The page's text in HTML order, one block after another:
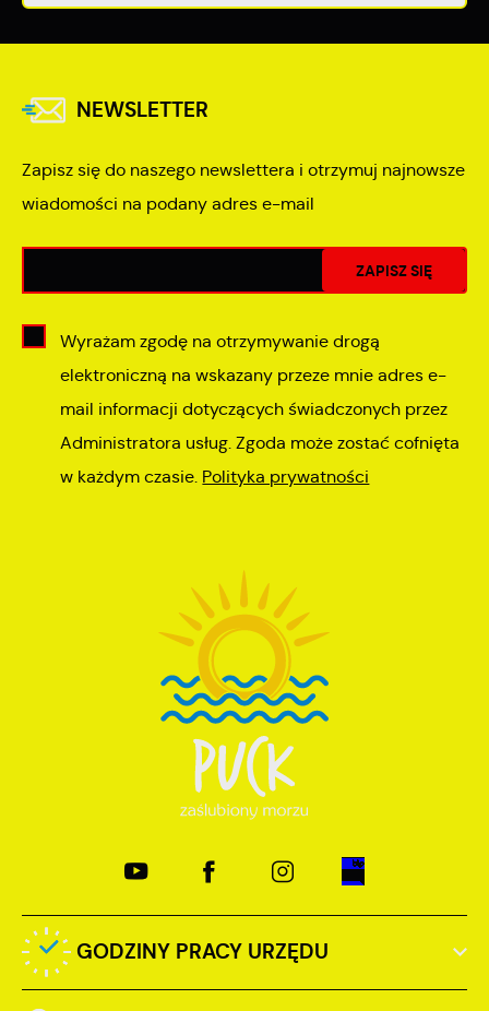
NEWSLETTER
Zapisz się do naszego newslettera i otrzymuj najnowsze
wiadomości na podany adres e-mail
Wyrażam zgodę na otrzymywanie drogą
elektroniczną na wskazany przeze mnie adres e-
mail informacji dotyczących świadczonych przez
Administratora usług. Zgoda może zostać cofnięta
w każdym czasie. Polityka prywatności
GODZINY PRACY URZĘDU